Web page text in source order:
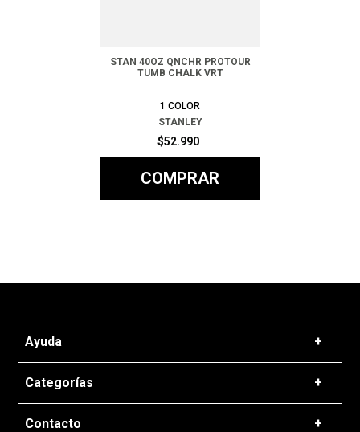
STAN 40OZ QNCHR PROTOUR
TUMB CHALK VRT
1 COLOR
STANLEY
$52.990
COMPRAR
Ayuda +
Preguntas frecuentes
T&C - Políticas de Envío
Politicas de Devolución
Categorías +
Zapatillas
Contacto +